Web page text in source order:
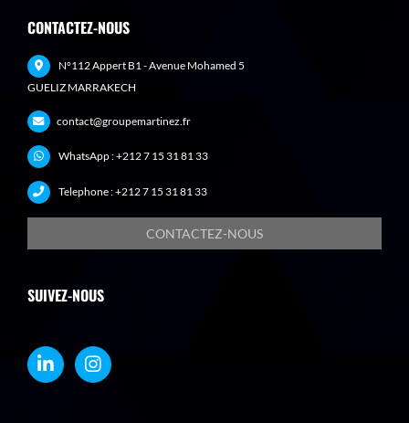
CONTACTEZ-NOUS
N°112 Appert B1 - Avenue Mohamed 5
GUELIZ MARRAKECH
contact@groupemartinez.fr
WhatsApp :+212 7 15 31 81 33
Telephone :+212 7 15 31 81 33
CONTACTEZ-NOUS
SUIVEZ-NOUS